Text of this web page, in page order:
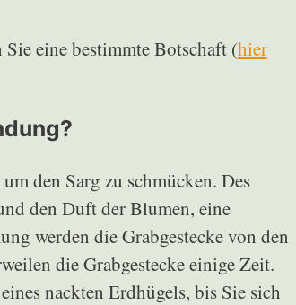
eine bestimmte Botschaft (hier
den Sarg zu schmücken. Des
den Duft der Blumen, eine
werden die Grabgestecke von den
die Grabgestecke einige Zeit.
nackten Erdhügels, bis Sie sich